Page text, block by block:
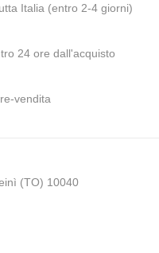
Italia (entro 2-4 giorni)
24 ore dall'acquisto
vendita
(TO) 10040